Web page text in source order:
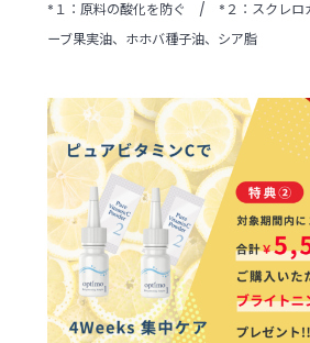
*１：原料の酸化を防ぐ / *２：スクレロ
ーブ果実油、ホホバ種子油、シア脂